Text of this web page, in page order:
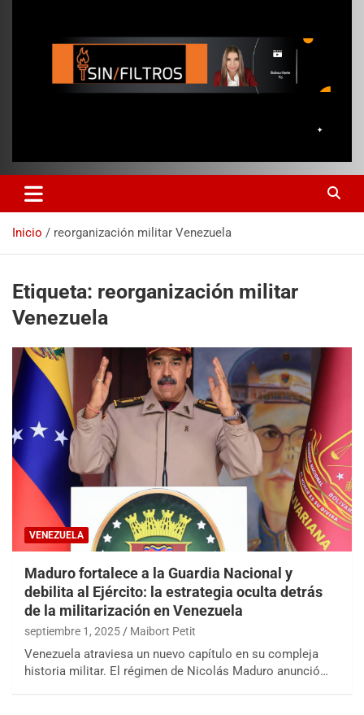
Inicio reorganización militar Venezuela
Etiqueta: reorganización militar
Venezuela
VENEZUELA
Maduro fortalece a la Guardia Nacional y
debilita al Ejército: la estrategia oculta detrás
de la militarización en Venezuela
septiembre 1, 2025 Maibort Petit
Venezuela atraviesa un nuevo capítulo en su compleja
historia militar. El régimen de Nicolás Maduro anunció…